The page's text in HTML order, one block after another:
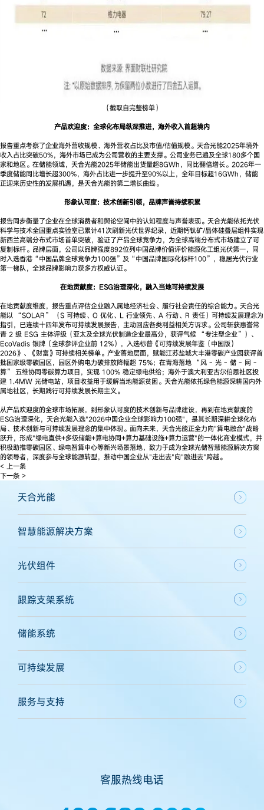
（截取自完整榜单）
产品欢迎度：全球化布局纵深推进，海外收入首超境内
报告重点考察了企业海外营收规模、海外营收占比及市值/估值规模。天合光能2025年境外
收入占比突破50%，海外市场已成为公司营收的主要支撑。公司业务已遍及全球180多个国
家和地区。在储能领域，天合光能2025年储能出货量超8GWh，同比翻倍增长。2026年一
季度储能同比增长超300%，海外占比进一步提升至90%以上，全年目标超16GWh，储能
正迎来历史性的发展机遇，是天合光能的第二增长曲线。
形象认可度：技术创新引领，品牌声誉持续积累
报告同步衡量了企业在全球消费者和舆论空间中的认知程度与声誉表现。天合光能依托光伏
科学与技术全国重点实验室已累计41次刷新光伏世界纪录，近期钙钛矿/晶体硅叠层组件实现
新西兰高端分布式市场首单突破，验证了产品全球竞争力，为全球高端分布式市场建立了可
复制标杆。品牌层面，公司以品牌强度892位列中国品牌价值评价能源化工组光伏第一，同
时入选香港“中国品牌全球竞争力100强”及“中国品牌国际化标杆100”，稳居光伏行业
第一梯队，全球品牌影响力获多方权威认证。
在地贡献度：ESG治理深化，融入当地可持续发展
在地贡献度维度，报告重点评估企业融入属地经济社会、履行社会责任的综合能力。天合光
能以 “SOLAR” （S 可持续、O 优化、L 行业领先、A 行动、R 责任）可持续发展理念为
指引，已连续十四年发布可持续发展报告，主动回应各类利益相关方诉求。公司斩获惠誉常
青 2 级 ESG 主体评级（亚太及全球光伏制造企业最高分，获评气候 “专注型企业”）、
EcoVadis 银牌（全球参评企业前 12%），入选标普《可持续发展年鉴（中国版）
2026》、《财富》可持续相关榜单。产业落地层面，赋能江苏盐城大丰港零碳产业园获评首
批国家级零碳园区，园区外购电力碳排放降幅超 75%；在青海落地 “风 - 光 - 储 - 网 -
算” 五维协同零碳算力项目，实现 100% 稳定绿电供给；海外于澳大利亚古尔伯恩社区投
建 1.4MW 光储电站，项目收益用于缓解当地能源贫困。天合光能依托绿色能源深耕国内外
属地社区，长期践行可持续发展长期主义。
从产品欢迎度的全球市场拓展，到形象认可度的技术创新与品牌建设，再到在地贡献度的
ESG治理深化，天合光能入选"2026中国企业全球影响力100强"，是其长期深耕全球化布
局、技术创新与可持续发展理念的集中体现。面向未来，天合光能正全力向"算电融合"战略
跃升，形成"绿电直供+多级储能+算电协同+算力基础设施+算力运营"的一体化商业模式，并
积极助推零碳园区、绿电智算中心等新兴场景落地，致力于成为全球光储智慧能源解决方案
的领导者，深度参与全球能源转型，推动中国企业从"走出去"向"融进去"跨越。
< 上一条
下一条 >
天合光能
智慧能源解决方案
光伏组件
跟踪支架系统
储能系统
可持续发展
服务与支持
客服热线电话